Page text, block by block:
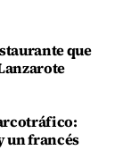
que
un francés